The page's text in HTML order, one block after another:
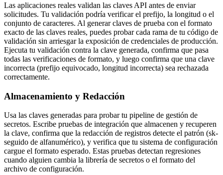
Las aplicaciones reales validan las claves API antes de enviar
solicitudes. Tu validación podría verificar el prefijo, la longitud o el
conjunto de caracteres. Al generar claves de prueba con el formato
exacto de las claves reales, puedes probar cada rama de tu código de
validación sin arriesgar la exposición de credenciales de producción.
Ejecuta tu validación contra la clave generada, confirma que pasa
todas las verificaciones de formato, y luego confirma que una clave
incorrecta (prefijo equivocado, longitud incorrecta) sea rechazada
correctamente.
Almacenamiento y Redacción
Usa las claves generadas para probar tu pipeline de gestión de
secretos. Escribe pruebas de integración que almacenen y recuperen
la clave, confirma que la redacción de registros detecte el patrón (sk-
seguido de alfanumérico), y verifica que tu sistema de configuración
cargue el formato esperado. Estas pruebas detectan regresiones
cuando alguien cambia la librería de secretos o el formato del
archivo de configuración.